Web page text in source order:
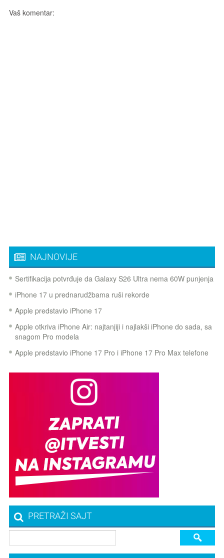
Vaš komentar:
NAJNOVIJE
Sertifikacija potvrđuje da Galaxy S26 Ultra nema 60W punjenja
iPhone 17 u prednarudžbama ruši rekorde
Apple predstavio iPhone 17
Apple otkriva iPhone Air: najtanjiji i najlakši iPhone do sada, sa
snagom Pro modela
Apple predstavio iPhone 17 Pro i iPhone 17 Pro Max telefone
PRETRAŽI SAJT